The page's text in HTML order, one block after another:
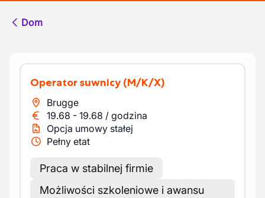
Dom
Operator suwnicy (M/K/X)
Brugge
19.68 - 19.68 / godzina
Opcja umowy stałej
Pełny etat
Praca w stabilnej firmie
Możliwości szkoleniowe i awansu